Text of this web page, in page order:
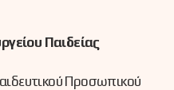
Παιδείας
Προσωπικού